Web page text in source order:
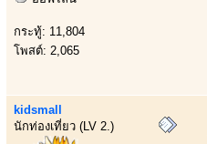
กระทู้: 11,804
โพสต์: 2,065
kidsmall
นักท่องเที่ยว (LV 2.)